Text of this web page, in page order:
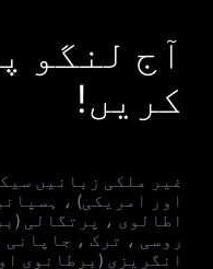
آج لنگو
کریں!
غیر ملکی زبانیں
اور امریکی) ،
اطالوی ، پرتگالی
روسی ، ترک ،
انگریزی (برطانوی